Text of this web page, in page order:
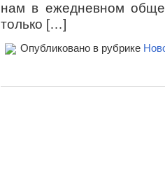
нам в ежедневном
только […]
Опубликовано в рубрике